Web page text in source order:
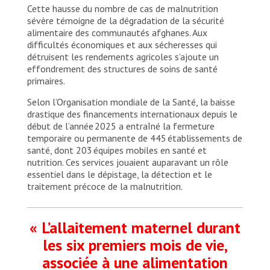
Cette hausse du nombre de cas de malnutrition
sévère témoigne de la dégradation de la sécurité
alimentaire des communautés afghanes. Aux
difficultés économiques et aux sécheresses qui
détruisent les rendements agricoles s’ajoute un
effondrement des structures de soins de santé
primaires.
Selon l’Organisation mondiale de la Santé, la baisse
drastique des financements internationaux depuis le
début de l’année 2025 a entraîné la fermeture
temporaire ou permanente de 445 établissements de
santé, dont 203 équipes mobiles en santé et
nutrition. Ces services jouaient auparavant un rôle
essentiel dans le dépistage, la détection et le
traitement précoce de la malnutrition.
« L’allaitement maternel durant
les six premiers mois de vie,
associée à une alimentation